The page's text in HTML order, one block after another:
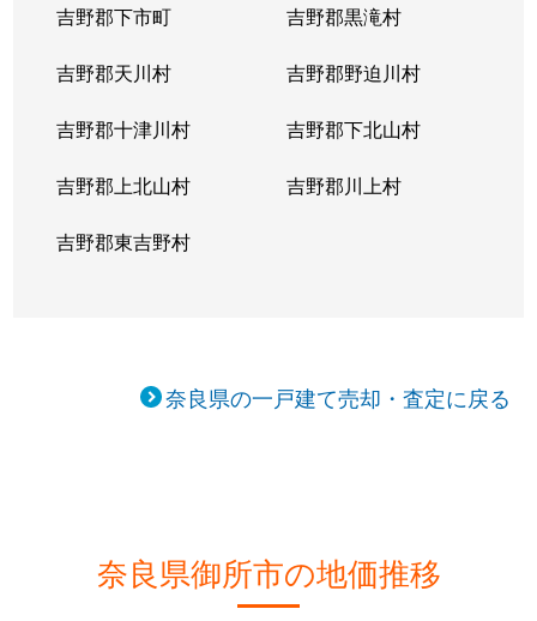
吉野郡下市町 吉野郡黒滝村
吉野郡天川村 吉野郡野迫川村
吉野郡十津川村 吉野郡下北山村
吉野郡上北山村 吉野郡川上村
吉野郡東吉野村
奈良県の一戸建て売却・査定に戻る
奈良県御所市の地価推移